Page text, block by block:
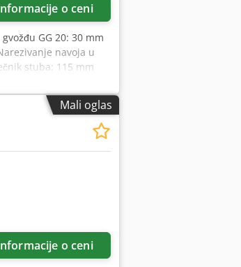
o ceni
GG 20: 30 mm
navoja u
stuba: 115 mm
14 x 224 mm
Aqterf Broj obrtaja
cca: 260 kg
za desni i levi smer
prikaz broja obrtaja
osiguranjem -
Pozicija 12 LED
zaštite IP65
Mali oglas
o ceni